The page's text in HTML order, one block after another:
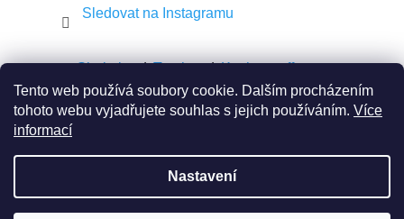
Tento web používá soubory cookie. Dalším procházením
tohoto webu vyjadřujete souhlas s jejich používáním. Více
informací
Nastavení
Sledovat na Instagramu
Shekel.cz Torah.cz Kosher-coffee.cz
Vytvořil Shoptet
Copyright 2026JEWISH E-SHOP. Všechna práva